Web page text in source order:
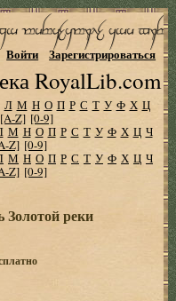
RoyalLib.com
Войти Зарегистрироваться
Л М Н О П Р С Т У Ф Х Ц
[A-Z] [0-9]
М Н О П Р С Т У Ф Х Ц Ч
Z] [0-9]
М Н О П Р С Т У Ф Х Ц Ч
Z] [0-9]
реки